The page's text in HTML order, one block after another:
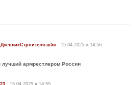
ш5ж 15.04.2025 в 14:56
лучший армрестлером России